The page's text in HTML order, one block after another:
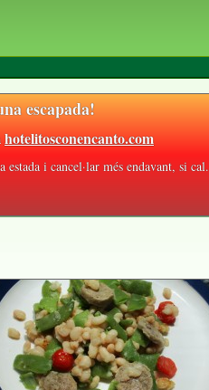
escapada!
hotelitosconencanto.com
estada i cancel·lar més endavant, si cal.